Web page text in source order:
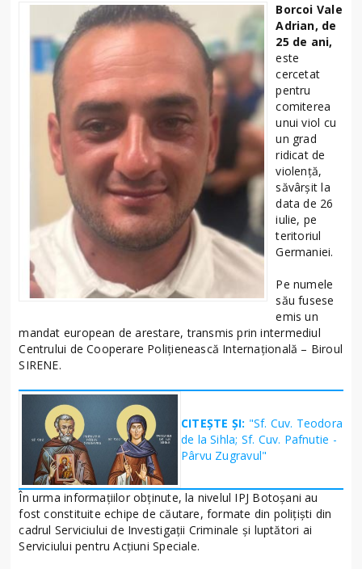
Borcoi Vale
Adrian, de
25 de ani,
este
cercetat
pentru
comiterea
unui viol cu
un grad
ridicat de
violență,
săvârșit la
data de 26
iulie, pe
teritoriul
Germaniei.
Pe numele
său fusese
emis un
mandat european de arestare, transmis prin intermediul
Centrului de Cooperare Polițienească Internațională – Biroul
SIRENE.
CITEȘTE ȘI: "Sf. Cuv. Teodora
de la Sihla; Sf. Cuv. Pafnutie -
Pârvu Zugravul"
În urma informațiilor obținute, la nivelul IPJ Botoșani au
fost constituite echipe de căutare, formate din polițiști din
cadrul Serviciului de Investigații Criminale și luptători ai
Serviciului pentru Acțiuni Speciale.